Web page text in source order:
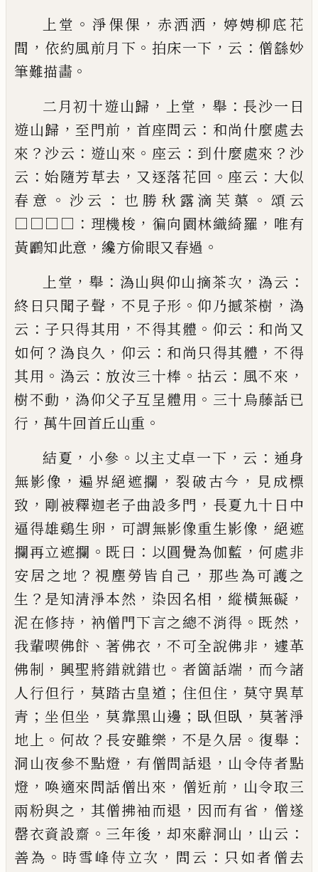
上堂 。 淨倮倮 ， 赤洒洒 ， 婷娉柳底花
間 ， 依約風前月下 。 拍床一下 ， 云 ： 僧繇妙
筆難描畵 。
二月初十遊山歸 ， 上堂 ， 舉 ： 長沙一日
遊山歸 ， 至門前 ， 首座問云 ： 和尚什麼處去
來 ？沙云 ： 遊山來 。 座云 ： 到什麼處來 ？ 沙
云 ：始隨芳草去 ， 又逐落花回 。 座云 ： 大似
春 意 。 沙云 ：也勝秋露滴芙蕖 。 頌云
□□□□ ： 理機梭 ， 徧向園林織綺羅 ， 唯有
黃鸝知此意 ， 纔方偷眼又春過 。
上堂 ， 舉 ： 溈山與仰山摘茶次 ， 溈云 ：
終日只聞子聲 ， 不 見子形 。仰乃撼茶樹 ， 溈
云 ： 子只得其用 ，不得其體 。 仰云 ： 和尚又
如何 ？ 溈良久 ， 仰云 ： 和尚只得其體 ，不得
其用 。 溈云 ：放汝三十棒 。拈云 ： 風不來 ，
樹不動 ， 溈仰父子互呈體用 。 三十烏藤話已
行 ， 萬牛回首丘山重 。
結夏 ， 小參 。 以主丈卓一下 ， 云 ： 通身
無影像 ， 遍界絕遮攔 ， 裂破古今 ， 見成標
致 ， 剛被釋迦老子曲設多門 ， 長夏九十日中
逼得雄鷄生卵 ， 可謂無影像重生影像 ， 絕遮
攔再立遮攔 。 既曰 ： 以圓覺為伽藍 ，何處非
安居之地 ？ 視塵勞皆自 己 ， 那些為可護之
生 ？ 是知清淨本然 ， 染因名相 ， 縱橫無礙 ，
泥在修持 ， 衲僧門下言之總不消得 。 既然 ，
我輩喫佛飰 、著佛衣 ，不可全說佛非 ， 遽革
佛制 ， 興聖將錯就錯也 。 者箇話端 ， 而今諸
人行但行 ， 莫踏古皇道 ； 住但住 ， 莫守異草
青 ； 坐但坐 ， 莫靠黑山邊 ； 臥但臥 ， 莫著淨
地上 。 何故 ？ 長安雖樂 ， 不是久居 。 復舉 ：
洞山夜參不點燈 ， 有僧問話退 ， 山令侍者點
燈 ， 喚適來問話僧出來 ， 僧近前 ， 山令取三
兩粉與之 ， 其僧拂袖而退 ， 因而有省 ， 僧遂
罄衣資設齋 。 三年後 ，却來辭洞山 ， 山云 ：
善為 。 時雪峰侍立次 ， 問云 ： 只如者僧去